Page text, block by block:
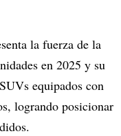
la fuerza de la
en 2025 y su
equipados con
logrando posicionar